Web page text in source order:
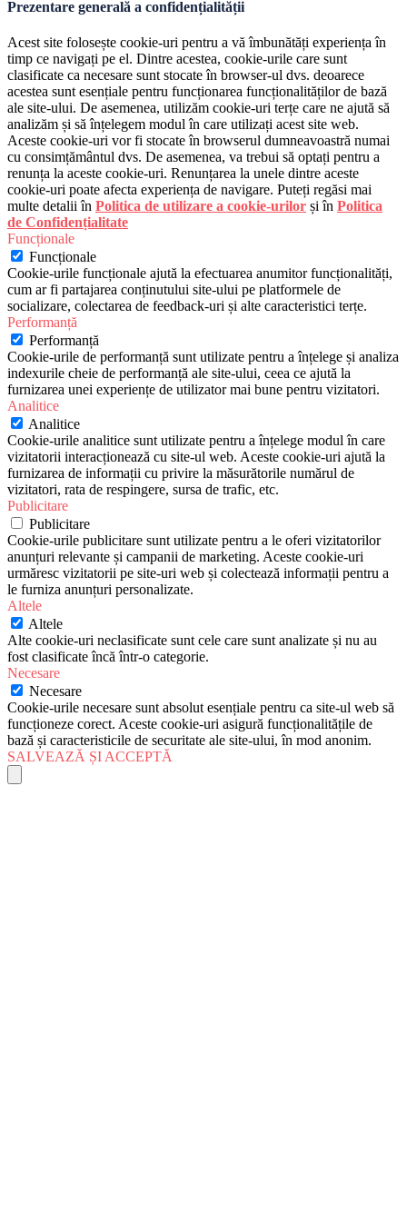
Prezentare generală a confidențialității
Acest site folosește cookie-uri pentru a vă îmbunătăți experiența în
timp ce navigați pe el. Dintre acestea, cookie-urile care sunt
clasificate ca necesare sunt stocate în browser-ul dvs. deoarece
acestea sunt esențiale pentru funcționarea funcționalităților de bază
ale site-ului. De asemenea, utilizăm cookie-uri terțe care ne ajută să
analizăm și să înțelegem modul în care utilizați acest site web.
Aceste cookie-uri vor fi stocate în browserul dumneavoastră numai
cu consimțământul dvs. De asemenea, va trebui să optați pentru a
renunța la aceste cookie-uri. Renunțarea la unele dintre aceste
cookie-uri poate afecta experiența de navigare. Puteți regăsi mai
multe detalii în Politica de utilizare a cookie-urilor și în Politica
de Confidențialitate
Funcționale
Funcționale
Cookie-urile funcționale ajută la efectuarea anumitor funcționalități,
cum ar fi partajarea conținutului site-ului pe platformele de
socializare, colectarea de feedback-uri și alte caracteristici terțe.
Performanță
Performanță
Cookie-urile de performanță sunt utilizate pentru a înțelege și analiza
indexurile cheie de performanță ale site-ului, ceea ce ajută la
furnizarea unei experiențe de utilizator mai bune pentru vizitatori.
Analitice
Analitice
Cookie-urile analitice sunt utilizate pentru a înțelege modul în care
vizitatorii interacționează cu site-ul web. Aceste cookie-uri ajută la
furnizarea de informații cu privire la măsurătorile numărul de
vizitatori, rata de respingere, sursa de trafic, etc.
Publicitare
Publicitare
Cookie-urile publicitare sunt utilizate pentru a le oferi vizitatorilor
anunțuri relevante și campanii de marketing. Aceste cookie-uri
urmăresc vizitatorii pe site-uri web și colectează informații pentru a
le furniza anunțuri personalizate.
Altele
Altele
Alte cookie-uri neclasificate sunt cele care sunt analizate și nu au
fost clasificate încă într-o categorie.
Necesare
Necesare
Cookie-urile necesare sunt absolut esențiale pentru ca site-ul web să
funcționeze corect. Aceste cookie-uri asigură funcționalitățile de
bază și caracteristicile de securitate ale site-ului, în mod anonim.
SALVEAZĂ ȘI ACCEPTĂ